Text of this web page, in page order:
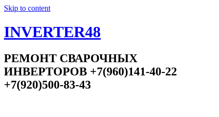
Skip to content
INVERTER48
РЕМОНТ СВАРОЧНЫХ
ИНВЕРТОРОВ +7(960)141-40-22
+7(920)500-83-43